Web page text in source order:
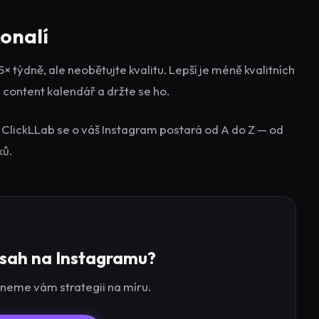
týdně, ale neobětujte kvalitu. Lepší je méně kvalitních
kalendář a držte se ho.
se o váš Instagram postará od A do Z — od
na Instagramu?
vám strategii na míru.